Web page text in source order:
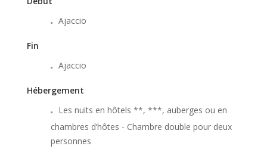
Ajaccio
Fin
Ajaccio
Hébergement
Les nuits en hôtels **, ***, auberges ou en
chambres d’hôtes - Chambre double pour deux
personnes